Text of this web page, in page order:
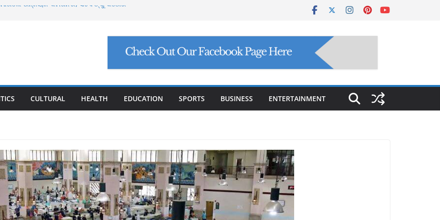
ମାଗିଲେ ଉନ୍ନୟନ କମିଶନର, ସଚିବଙ୍କୁ କଠୋର
ଠକେଇ, ମୁଖ୍ୟ ପ୍ରଶାସକଙ୍କ ଦସ୍ତଖତ ଜାଲ୍
ସୁପ୍ରିମକୋର୍ଟଙ୍କ ବଡ଼ ନିର୍ଦ୍ଦେଶ
୮ ଗ୍ରାମ ସୁନା-ଶାଢ଼ୀ, ଏଆଇ ପ୍ରଶିକ୍ଷଣ ପାଇଁ ୫
CULTURAL HEALTH EDUCATION SPORTS BUSINESS ENTERTAINMENT